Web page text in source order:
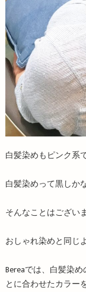
白髪染めもピンク系
白髪染めって黒しか
そんなことはござい
おしゃれ染めと同じ
Bereaでは、白髪染
とに合わせたカラー